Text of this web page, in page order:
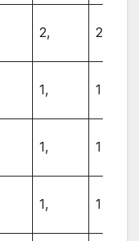
2, 2
1, 1
1, 1
1, 1